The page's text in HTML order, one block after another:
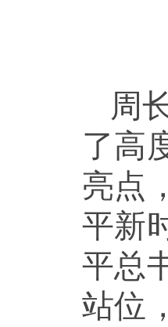
周
了高
亮点
平新
平总
站位